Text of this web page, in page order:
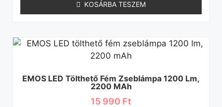
KOSÁRBA TESZEM
EMOS LED Tölthető Fém Zseblámpa 1200 Lm,
2200 MAh
15 990 Ft